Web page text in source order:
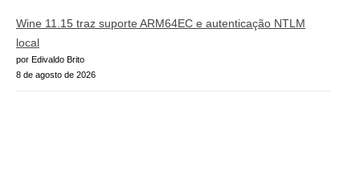
Wine 11.15 traz suporte ARM64EC e autenticação NTLM
local
por Edivaldo Brito
8 de agosto de 2026